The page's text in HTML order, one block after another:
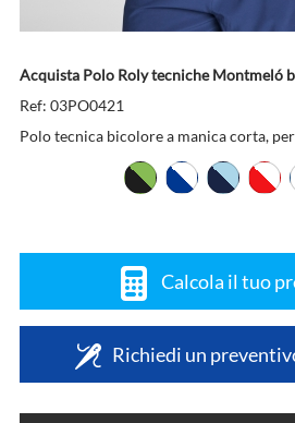
Acquista Polo Roly tecniche Montmeló
Ref: 03PO0421
Polo tecnica bicolore a manica corta,
Calcola il tuo
Richiedi un